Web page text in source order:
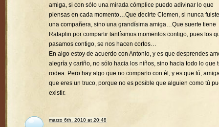
amiga, si con sólo una mirada cómplice puedo adivinar lo que
piensas en cada momento…Que decirte Clemen, si nunca fuiste
una compañera, sino una grandísima amiga…Que suerte tiene
Rataplin por compartir tantísimos momentos contigo, pues los
pasamos contigo, se nos hacen cortos…
En algo estoy de acuerdo con Antonio, y es que desprendes
alegría y cariño, no sólo hacia los niños, sino hacia todo lo que
rodea. Pero hay algo que no comparto con él, y es que tú,
que eres un truco, porque no es posible que alguien como tú
existir.
marzo 6th, 2010 at 20:48